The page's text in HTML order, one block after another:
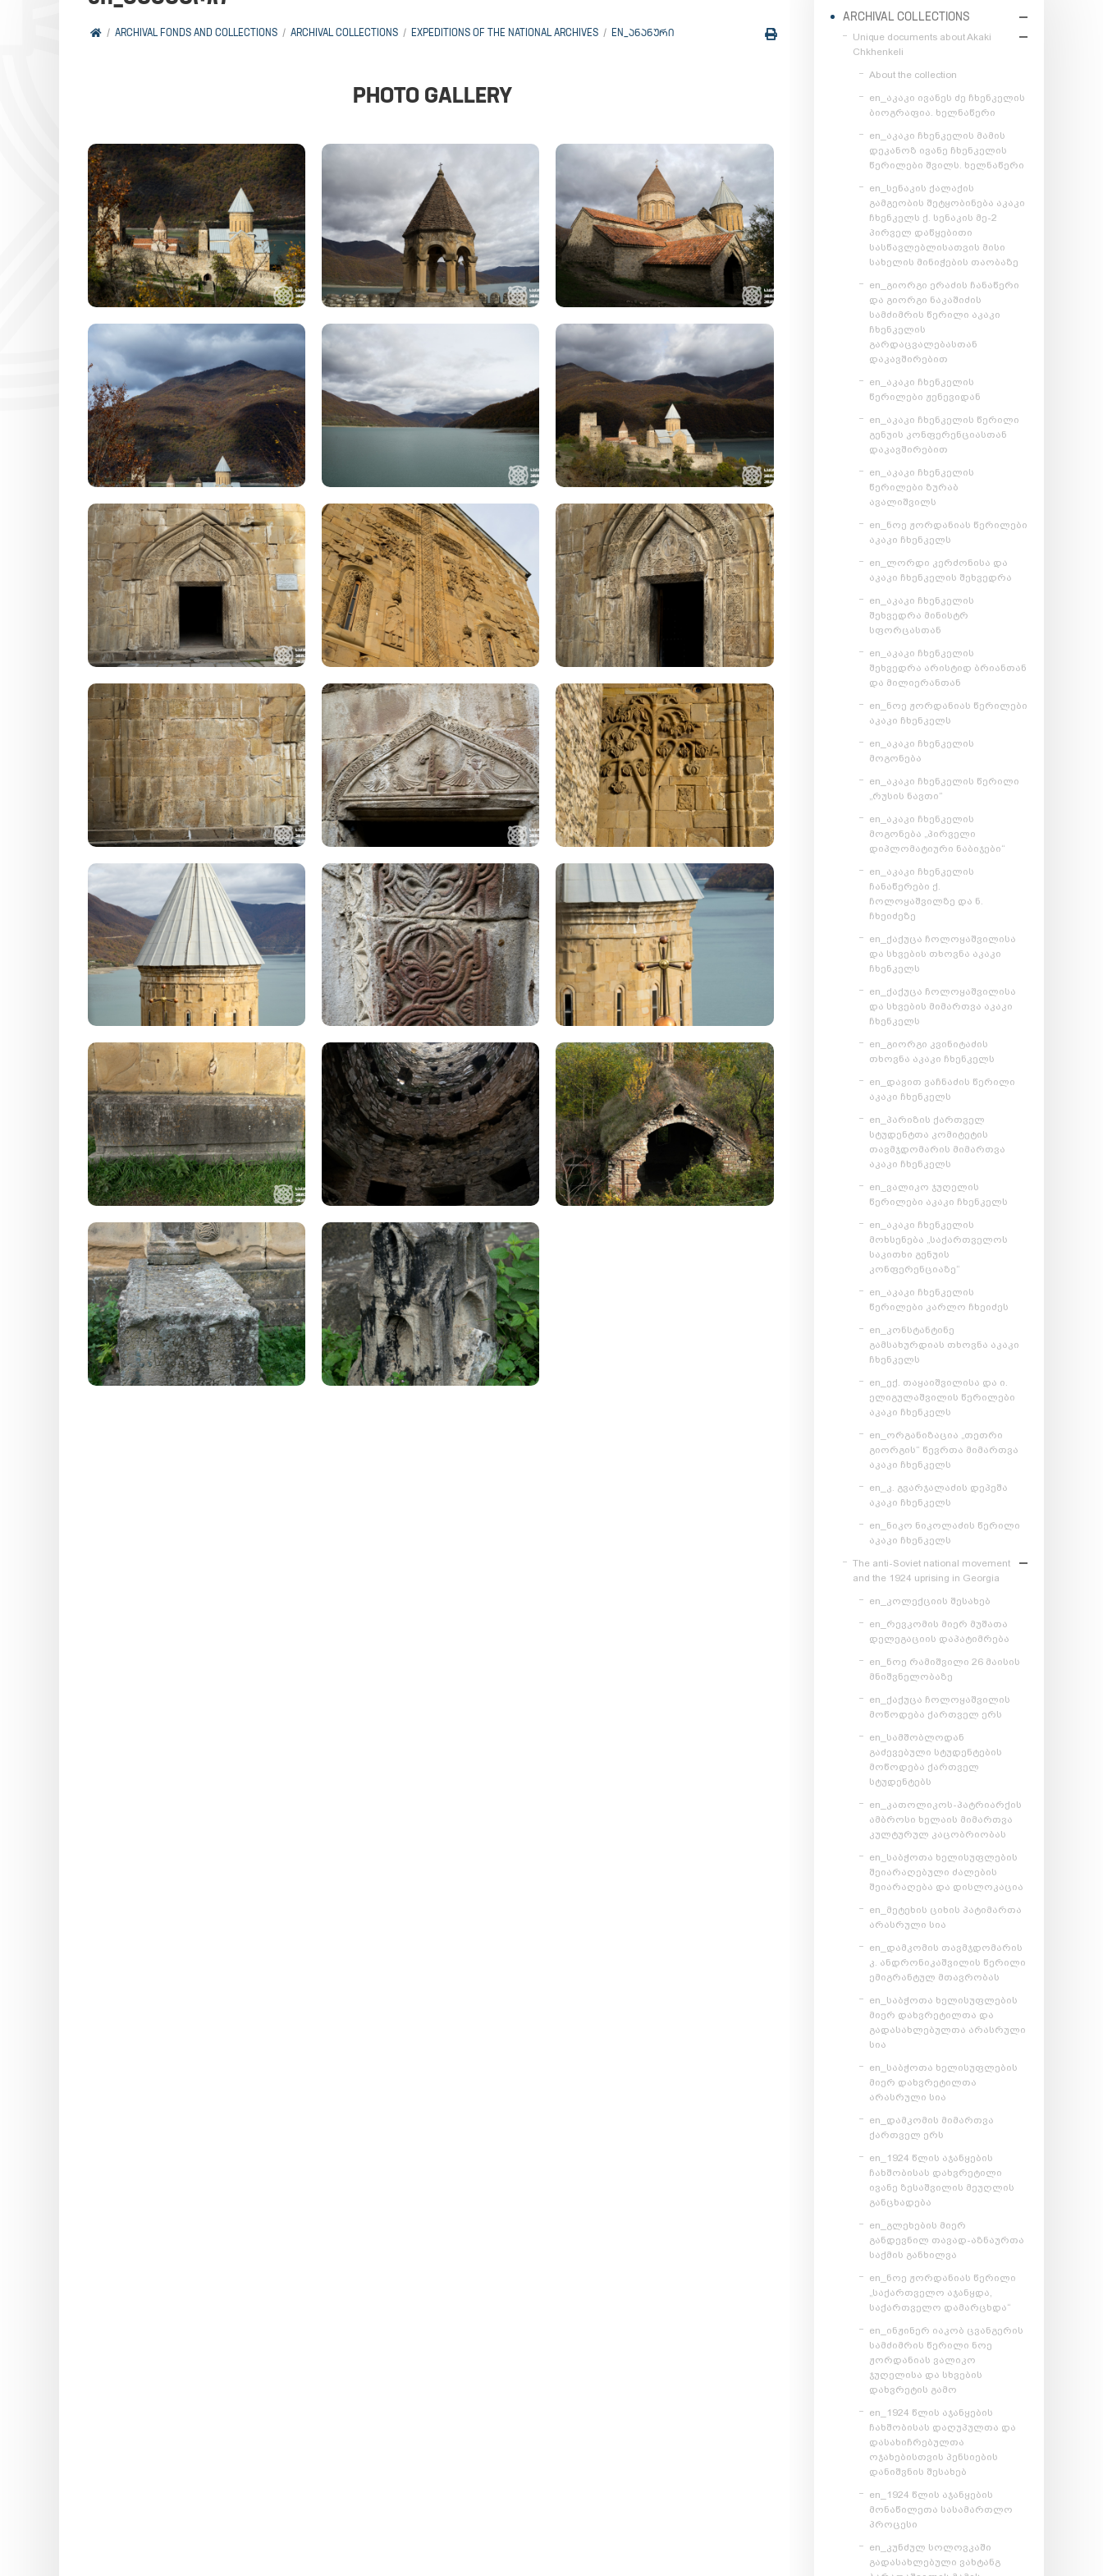
ARCHIVAL FONDS AND COLLECTIONS ARCHIVAL COLLECTIONS EXPEDITIONS OF THE NATIONAL ARCHIVES EN_ᲐᲜᲐᲜᲣᲠᲘ
PHOTO GALLERY
ARCHIVAL COLLECTIONS
Unique documents about Akaki
Chkhenkeli
About the collection
en_აკაკი ივანეს ძე ჩხენკელის
ბიოგრაფია. ხელნაწერი
en_აკაკი ჩხენკელის მამის
დეკანოზ ივანე ჩხენკელის
წერილები შვილს. ხელნაწერი
en_სენაკის ქალაქის
გამგეობის შეტყობინება აკაკი
ჩხენკელს ქ. სენაკის მე-2
პირველ დაწყებითი
სასწავლებლისათვის მისი
სახელის მინიჭების თაობაზე
en_გიორგი ერაძის ჩანაწერი
და გიორგი ნაკაშიძის
სამძიმრის წერილი აკაკი
ჩხენკელის
გარდაცვალებასთან
დაკავშირებით
en_აკაკი ჩხენკელის
წერილები ჟენევიდან
en_აკაკი ჩხენკელის წერილი
გენუის კონფერენციასთან
დაკავშირებით
en_აკაკი ჩხენკელის
წერილები ზურაბ
ავალიშვილს
en_ნოე ჟორდანიას წერილები
აკაკი ჩხენკელს
en_ლორდი კერძონისა და
აკაკი ჩხენკელის შეხვედრა
en_აკაკი ჩხენკელის
შეხვედრა მინისტრ
სფორცასთან
en_აკაკი ჩხენკელის
შეხვედრა არისტიდ ბრიანთან
და მილიერანთან
en_ნოე ჟორდანიას წერილები
აკაკი ჩხენკელს
en_აკაკი ჩხენკელის
მოგონება
en_აკაკი ჩხენკელის წერილი
„რუსის ნავთი“
en_აკაკი ჩხენკელის
მოგონება „პირველი
დიპლომატიური ნაბიჯები“
en_აკაკი ჩხენკელის
ჩანაწერები ქ.
ჩოლოყაშვილზე და ნ.
ჩხეიძეზე
en_ქაქუცა ჩოლოყაშვილისა
და სხვების თხოვნა აკაკი
ჩხენკელს
en_ქაქუცა ჩოლოყაშვილისა
და სხვების მიმართვა აკაკი
ჩხენკელს
en_გიორგი კვინიტაძის
თხოვნა აკაკი ჩხენკელს
en_დავით ვაჩნაძის წერილი
აკაკი ჩხენკელს
en_პარიზის ქართველ
სტუდენტთა კომიტეტის
თავმჯდომარის მიმართვა
აკაკი ჩხენკელს
en_ვალიკო ჯუღელის
წერილები აკაკი ჩხენკელს
en_აკაკი ჩხენკელის
მოხსენება „საქართველოს
საკითხი გენუის
კონფერენციაზე“
en_აკაკი ჩხენკელის
წერილები კარლო ჩხეიძეს
en_კონსტანტინე
გამსახურდიას თხოვნა აკაკი
ჩხენკელს
en_ექ. თაყაიშვილისა და ი.
ელიგულაშვილის წერილები
აკაკი ჩხენკელს
en_ორგანიზაცია „თეთრი
გიორგის“ წევრთა მიმართვა
აკაკი ჩხენკელს
en_კ. გვარჯალაძის დეპეშა
აკაკი ჩხენკელს
en_ნიკო ნიკოლაძის წერილი
აკაკი ჩხენკელს
The anti-Soviet national movement
and the 1924 uprising in Georgia
en_კოლექციის შესახებ
en_რევკომის მიერ მუშათა
დელეგაციის დაპატიმრება
en_ნოე რამიშვილი 26 მაისის
მნიშვნელობაზე
en_ქაქუცა ჩოლოყაშვილის
მოწოდება ქართველ ერს
en_სამშობლოდან
გაძევებული სტუდენტების
მოწოდება ქართველ
სტუდენტებს
en_კათოლიკოს-პატრიარქის
ამბროსი ხელაის მიმართვა
კულტურულ კაცობრიობას
en_საბჭოთა ხელისუფლების
შეიარაღებული ძალების
შეიარაღება და დისლოკაცია
en_მეტეხის ციხის პატიმართა
არასრული სია
en_დამკომის თავმჯდომარის
კ. ანდრონიკაშვილის წერილი
ემიგრანტულ მთავრობას
en_საბჭოთა ხელისუფლების
მიერ დახვრეტილთა და
გადასახლებულთა არასრული
სია
en_საბჭოთა ხელისუფლების
მიერ დახვრეტილთა
არასრული სია
en_დამკომის მიმართვა
ქართველ ერს
en_1924 წლის აჯანყების
ჩახშობისას დახვრეტილი
ივანე ზესაშვილის მეუღლის
განცხადება
en_გლეხების მიერ
განდევნილ თავად-აზნაურთა
საქმის განხილვა
en_ნოე ჟორდანიას წერილი
„საქართველო აჯანყდა,
საქართველო დამარცხდა“
en_ინჟინერ იაკობ ცვანგერის
სამძიმრის წერილი ნოე
ჟორდანიას ვალიკო
ჯუღელისა და სხვების
დახვრეტის გამო
en_1924 წლის აჯანყების
ჩახშობისას დაღუპულთა და
დასახიჩრებულთა
ოჯახებისთვის პენსიების
დანიშვნის შესახებ
en_1924 წლის აჯანყების
მონაწილეთა სასამართლო
პროცესი
en_კუნძულ სოლოვკაში
გადასახლებული ვახტანგ